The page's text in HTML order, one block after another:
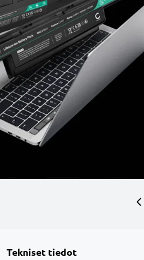
Tekniset tiedot